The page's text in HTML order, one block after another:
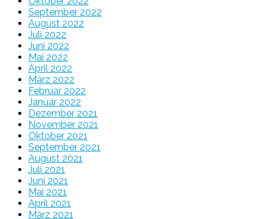
September 2022
August 2022
Juli 2022
Juni 2022
Mai 2022
April 2022
März 2022
Februar 2022
Januar 2022
Dezember 2021
November 2021
Oktober 2021
September 2021
August 2021
Juli 2021
Juni 2021
Mai 2021
April 2021
März 2021